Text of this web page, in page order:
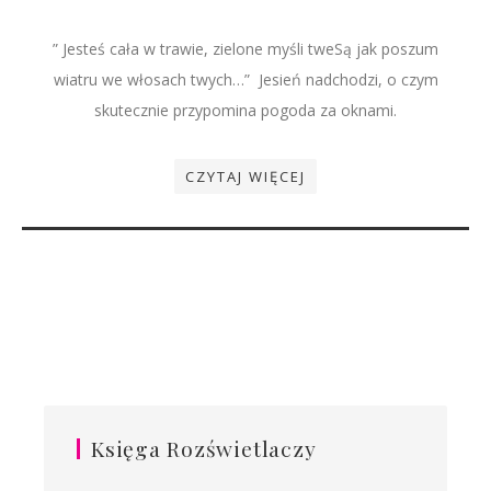
” Jesteś cała w trawie, zielone myśli tweSą jak poszum
wiatru we włosach twych…” Jesień nadchodzi, o czym
skutecznie przypomina pogoda za oknami.
CZYTAJ WIĘCEJ
Księga Rozświetlaczy